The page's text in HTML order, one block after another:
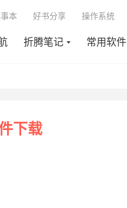
折腾笔记 常用软件
本 好书分享 操作系统
下载